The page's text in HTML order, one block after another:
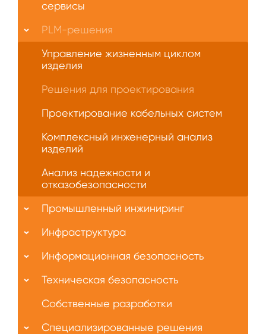
сервисы
PLM-решения
Управление жизненным циклом
изделия
Решения для проектирования
Проектирование кабельных систем
Комплексный инженерный анализ
изделий
Анализ надежности и
отказобезопасности
Промышленный инжиниринг
Инфраструктура
Информационная безопасность
Техническая безопасность
Собственные разработки
Специализированные решения